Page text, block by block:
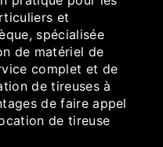
et
spécialisée
de matériel de
complet et de
de tireuses à
de faire appel
de tireuse